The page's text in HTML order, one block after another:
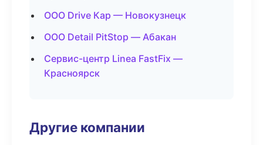
ООО Drive Кар — Новокузнецк
ООО Detail PitStop — Абакан
Сервис-центр Linea FastFix —
Красноярск
Другие компании